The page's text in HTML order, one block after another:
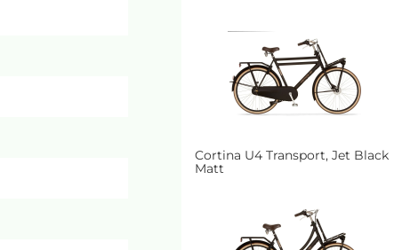
Cortina U4 Transport, Jet Black
Matt